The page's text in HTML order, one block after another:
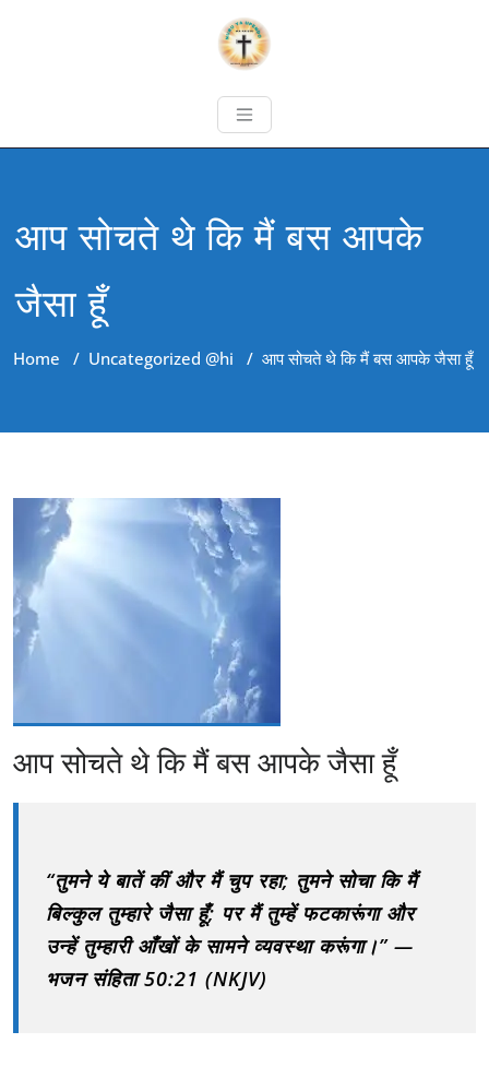
आप सोचते थे कि मैं बस आपके
जैसा हूँ
Home / Uncategorized @hi / आप सोचते थे कि मैं बस आपके जैसा हूँ
आप सोचते थे कि मैं बस आपके जैसा हूँ
“तुमने ये बातें कीं और मैं चुप रहा; तुमने सोचा कि मैं
बिल्कुल तुम्हारे जैसा हूँ; पर मैं तुम्हें फटकारूंगा और
उन्हें तुम्हारी आँखों के सामने व्यवस्था करूंगा।” —
भजन संहिता 50:21 (NKJV)